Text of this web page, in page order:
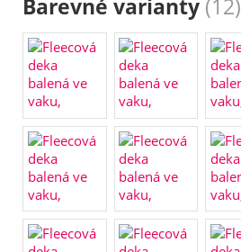
Barevné varianty (12)